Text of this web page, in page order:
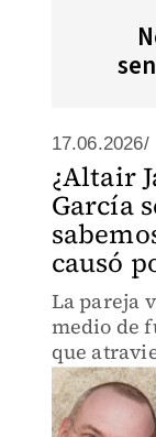
17.06.2026/
¿Altair
García
causó
La pareja
medio de
que